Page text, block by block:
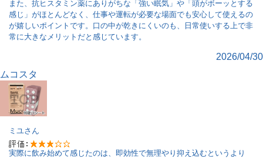
また、抗ヒスタミン薬にありがちな「強い眠気」や「頭がボーッとする
感じ」がほとんどなく、仕事や運転が必要な場面でも安心して使えるの
が嬉しいポイントです。口の中が乾きにくいのも、日常使いする上で非
常に大きなメリットだと感じています。
2026/04/30
ムコスタ
ミユさん
実際に飲み始めて感じたのは、即効性で無理やり抑え込むというより